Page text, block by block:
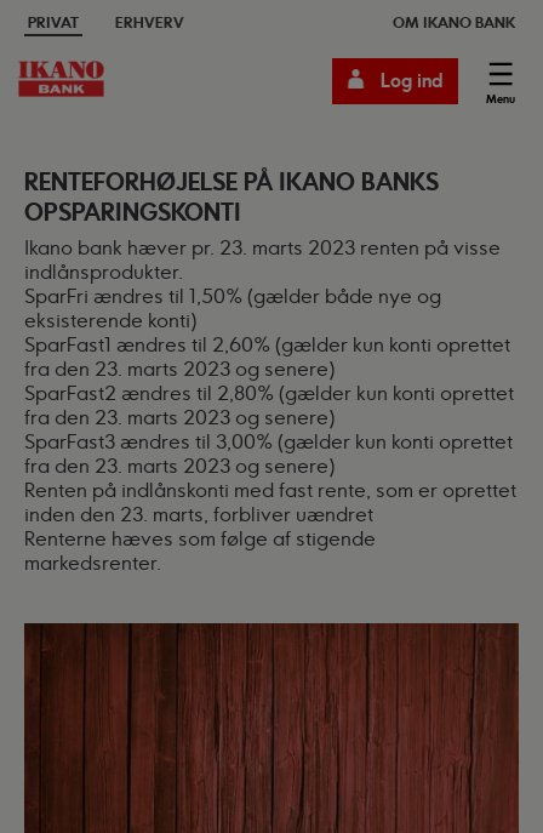
PRIVAT ERHVERV OM IKANO BANK
Menu
Log ind
RENTEFORHØJELSE PÅ IKANO BANKS
OPSPARINGSKONTI
Ikano bank hæver pr. 23. marts 2023 renten på visse
indlånsprodukter.
SparFri ændres til 1,50% (gælder både nye og
eksisterende konti)
SparFast1 ændres til 2,60% (gælder kun konti oprettet
fra den 23. marts 2023 og senere)
SparFast2 ændres til 2,80% (gælder kun konti oprettet
fra den 23. marts 2023 og senere)
SparFast3 ændres til 3,00% (gælder kun konti oprettet
fra den 23. marts 2023 og senere)
Renten på indlånskonti med fast rente, som er oprettet
inden den 23. marts, forbliver uændret
Renterne hæves som følge af stigende
markedsrenter.